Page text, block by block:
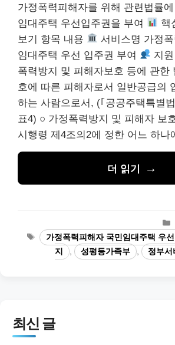
가정폭력피해자를 위해 관련법률
임대주택 우선입주권을 부여
핵
보기 항목 내용
서비스명 가정
임대주택 우선 입주권 부여
지
폭력방지 및 피해자보호 등에 관한
호에 따른 피해자로서 일반공급의
하는 사람으로서, (｢공공주택특별
표4) ○ 가정폭력방지 및 피해자 보
시행령 제4조의2에 정한 어느 하
더 읽기
태
그
가정폭력피해자 국민임대주택 우
지
성평등가족부 정부서
최신 글